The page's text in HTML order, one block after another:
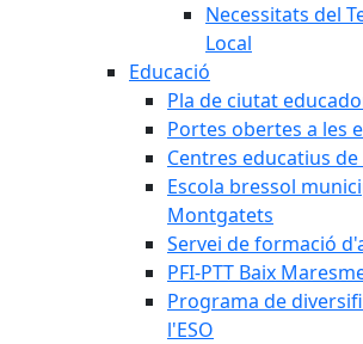
Necessitats del
Local
Educació
Pla de ciutat
Portes obertes a les
Centres educatius
Escola bressol
Montgatets
Servei de formació
PFI-PTT Baix
Programa de
l'ESO